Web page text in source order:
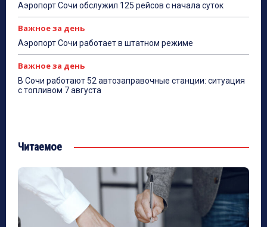
Аэропорт Сочи обслужил 125 рейсов с начала суток
Важное за день
Аэропорт Сочи работает в штатном режиме
Важное за день
В Сочи работают 52 автозаправочные станции: ситуация
с топливом 7 августа
Читаемое